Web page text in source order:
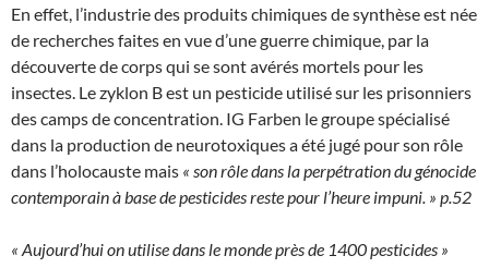
En effet, l’industrie des produits chimiques de synthèse est née
de recherches faites en vue d’une guerre chimique, par la
découverte de corps qui se sont avérés mortels pour les
insectes. Le zyklon B est un pesticide utilisé sur les prisonniers
des camps de concentration. IG Farben le groupe spécialisé
dans la production de neurotoxiques a été jugé pour son rôle
dans l’holocauste mais « son rôle dans la perpétration du génocide
contemporain à base de pesticides reste pour l’heure impuni. » p.52
« Aujourd’hui on utilise dans le monde près de 1400 pesticides »